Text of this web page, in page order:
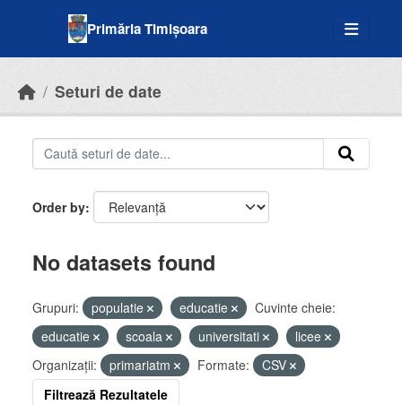
Primăria Timișoara
Seturi de date
Order by
No datasets found
Grupuri: populatie educatie
Cuvinte cheie:
educatie
scoala universitati
licee
Organizații:
primariatm Formate:
CSV
Filtrează Rezultatele